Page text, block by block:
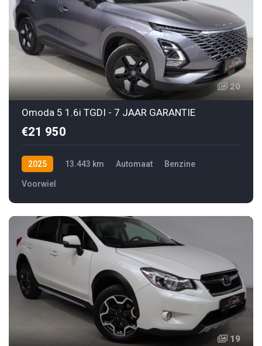
20
Omoda 5 1.6i TGDI - 7 JAAR GARANTIE
€21 950
2025 13.443 km Automaat Benzine
Voorwiel
19